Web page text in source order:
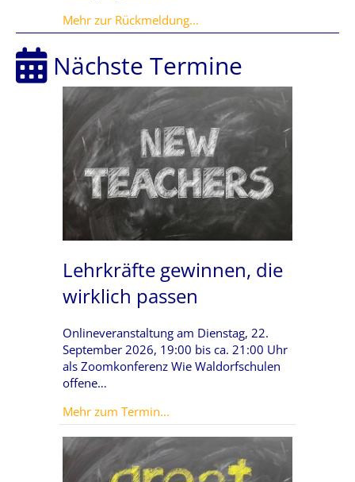
Mehr zur Rückmeldung...
Nächste Termine
Lehrkräfte gewinnen, die
wirklich passen
Onlineveranstaltung am Dienstag, 22.
September 2026, 19:00 bis ca. 21:00 Uhr
als Zoomkonferenz Wie Waldorfschulen
offene…
Mehr zum Termin...